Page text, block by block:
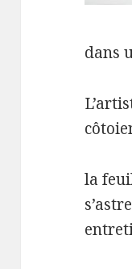
dans
la